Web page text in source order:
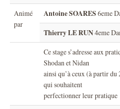
Animé
par
Antoine SOARES 6eme
Thierry LE RUN4eme
Ce stage s’adresse aux
Shodan et Nidan
ainsi qu’à ceux (à partir
qui souhaitent
perfectionner leur pratique